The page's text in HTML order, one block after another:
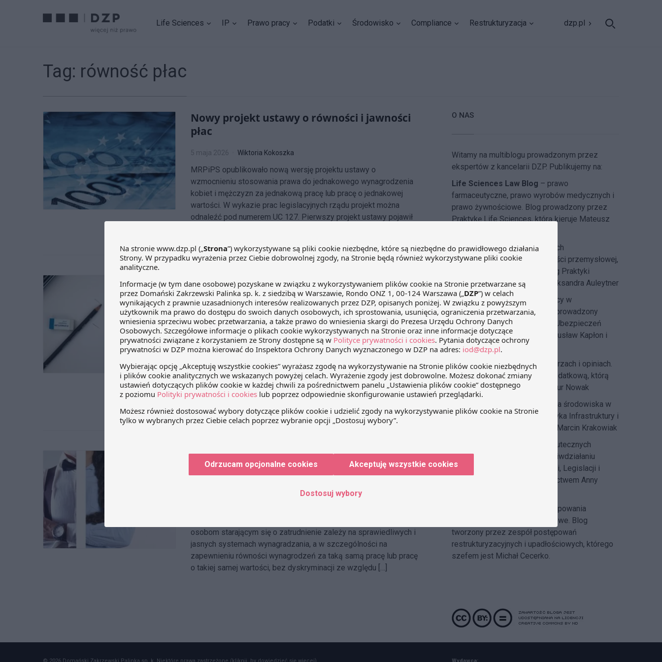
Life Sciences IP Prawo pracy Podatki Środowisko Compliance Restrukturyzacja dzp.pl
Tag: równość płac
Nowy projekt ustawy o równości i jawności
płac
5 maja 2026 Wiktoria Kokoszka
MRPiPS opublikowało nową wersję projektu ustawy o
wzmocnieniu stosowania prawa do jednakowego wynagrodzenia
kobiet i mężczyzn za jednakową pracę lub pracę o jednakowej
wartości. W wykazie prac legislacyjnych rządu projekt można
odnaleźć pod numerem UC 127. Pierwszy projekt ustawy pojawił
Jak zarządzać równością i jawnością
wynagrodzeń?
4 listopada 2025 Bogusław Kapłon
Nie o przepisach, nie o projektach, nie o dyrektywie, lecz o tym, jak
praktycznie zabrać się do sprawy równości i jawności
wynagrodzeń. W zeszły czwartek (30.10.25) miałem przyjemność
wspólnego prowadzenia webinarium z Krzysztofem Nowakiem,
partnerem Mercer Polska, znanej wszystkim firmy konsultingowej
zajmującej się m.in. systemami wynagrodzeń. Temat: Jak
Przejrzystość wynagrodzeń – rewolucja na
rynku pracy?
Jan Kozakoszczak
osobom starającym się o zatrudnienie zależy na sprawiedliwych i
jasnych systemach wynagradzania, a w szczególności na
zapewnieniu równości wynagrodzeń za taką samą pracę lub pracę
o takiej samej wartości, bez dyskryminacji ze względu […]
O NAS
Witamy na multiblogu prowadzonym przez
ekspertów z kancelarii DZP. Publikujemy na:
Life Sciences Law Blog – prawo
farmaceutyczne, prawo wyrobów medycznych i
prawo żywnościowe. Blog prowadzony przez
Praktykę Life Sciences, którą kieruje Mateusz
IP Law Blog– prawo na dobrach
niematerialnych, prawa własności przemysłowej,
prawa nowych technologii. Blog Praktyki
IP&TMT, którą zarządza dr Aleksandra Auleytner
Labour Law Blog– prawo pracy w
komentarzach i opiniach. Blog prowadzony
przez Praktykę Prawa Pracy i Ubezpieczeń
Społecznych, którą kierują Bogusław Kapłon i
Agata Mierzwa
Tax Blog– podatki w komentarzach i opiniach.
Blog pisany przez Praktykę Podatkową, którą
kierują Joanna Wierzejska i Artur Nowak
– ochrona środowiska w
przepisach. Blog tworzy Praktyka Infrastruktury i
Energetyki, której szefem jest Marcin Krakowiak
– o skutecznych
systemach compliance i przeciwdziałaniu
korupcji pisze
Zespół Regulacji, Legislacji i
pod kierownictwem Anny
postępowania
restrukturyzacyjne i upadłościowe. Blog
tworzony przez zespół postępowań
restrukturyzacyjnych i upadłościowych, którego
szefem jest Michał Cecerko.
Odrzucam opcjonalne cookies Akceptuję wszystkie cookies
Dostosuj wybory